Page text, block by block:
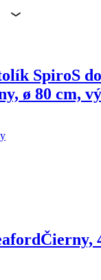
SpiroS
ø 80 cm,
Čierny,